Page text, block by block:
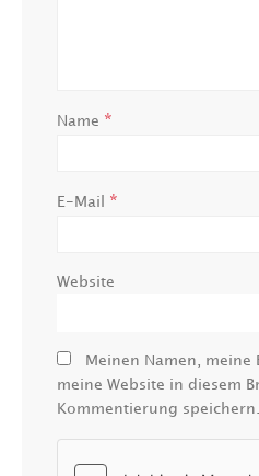
Name *
E-Mail *
Website
Meinen Namen,
meine Website in diesem
Kommentierung speichern.